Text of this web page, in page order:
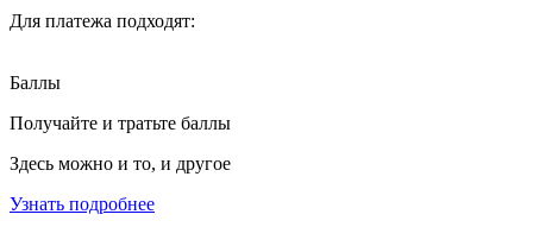
Для платежа подходят:
Баллы
Получайте и тратьте баллы
Здесь можно и то, и другое
Узнать подробнее